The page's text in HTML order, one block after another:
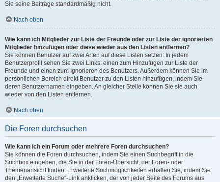
Sie seine Beiträge standardmäßig nicht.
Nach oben
Wie kann ich Mitglieder zur Liste der Freunde oder zur Liste der ignorierten
Mitglieder hinzufügen oder diese wieder aus den Listen entfernen?
Sie können Benutzer auf zwei Arten auf diese Listen setzen: In jedem
Benutzerprofil sehen Sie zwei Links: einen zum Hinzufügen zur Liste der
Freunde und einen zum Ignorieren des Benutzers. Außerdem können Sie im
persönlichen Bereich direkt Benutzer zu den Listen hinzufügen, indem Sie
deren Benutzernamen eingeben. An gleicher Stelle können Sie sie auch
wieder von den Listen entfernen.
Nach oben
Die Foren durchsuchen
Wie kann ich ein Forum oder mehrere Foren durchsuchen?
Sie können die Foren durchsuchen, indem Sie einen Suchbegriff in die
Suchbox eingeben, die Sie in der Foren-Übersicht, der Foren- oder
Themenansicht finden. Erweiterte Suchmöglichkeiten erhalten Sie, indem Sie
den „Erweiterte Suche“-Link anklicken, der von jeder Seite des Forums aus